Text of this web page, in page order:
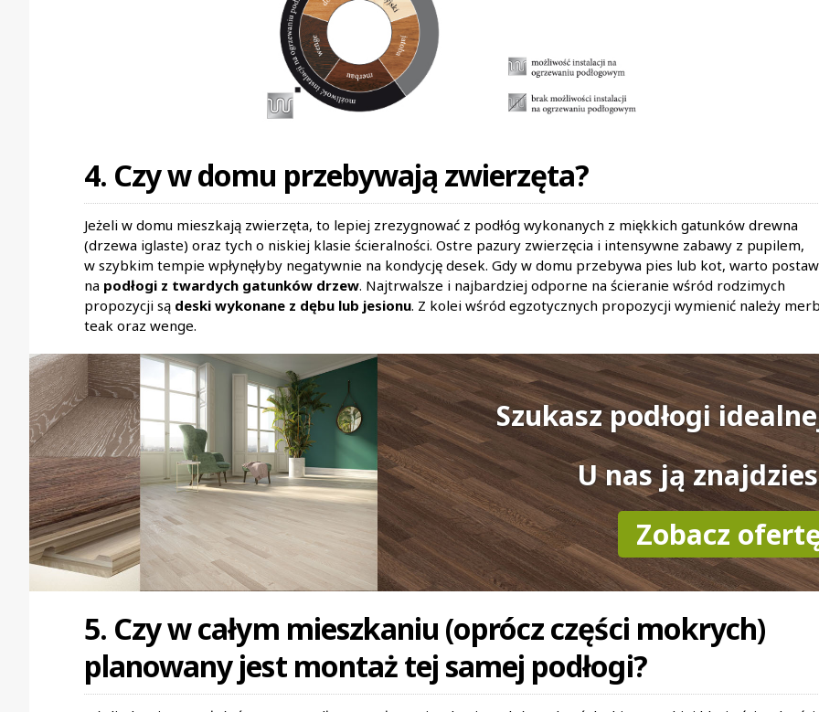
4. Czy w domu przebywają zwierzęta?
Jeżeli w domu mieszkają zwierzęta, to lepiej zrezygnować z podłóg wykonanych z miękkich gatunków drewna
(drzewa iglaste) oraz tych o niskiej klasie ścieralności. Ostre pazury zwierzęcia i intensywne zabawy z pupilem,
w szybkim tempie wpłynęłyby negatywnie na kondycję desek. Gdy w domu przebywa pies lub kot, warto
na podłogi z twardych gatunków drzew. Najtrwalsze i najbardziej odporne na ścieranie wśród rodzimych
propozycji są deski wykonane z dębu lub jesionu. Z kolei wśród egzotycznych propozycji wymienić należy
teak oraz wenge.
Szukasz podłogi
U nas ją
Zobacz
5. Czy w całym mieszkaniu (oprócz części mokrych)
planowany jest montaż tej samej podłogi?